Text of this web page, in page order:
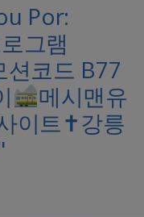
Por:
그램
션코드 B77
메시맨유
이트✝강릉